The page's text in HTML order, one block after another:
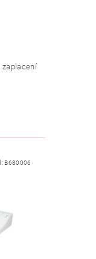
zaplacení
B680006